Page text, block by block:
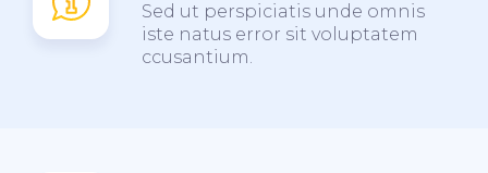
Sed ut perspiciatis unde omnis
iste natus error sit voluptatem
ccusantium.